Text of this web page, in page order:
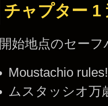
チャプター 1
開始地点のセー
Moustachio
ムスタッシオ万